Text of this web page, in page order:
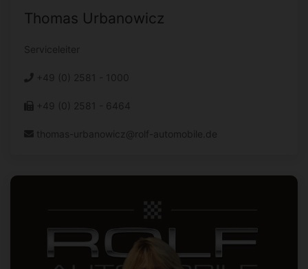
Thomas Urbanowicz
Serviceleiter
+49 (0) 2581 - 1000
+49 (0) 2581 - 6464
thomas-urbanowicz@rolf-automobile.de